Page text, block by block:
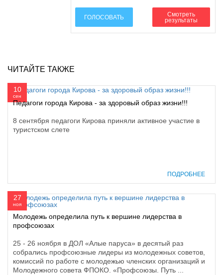
ГОЛОСОВАТЬ
Смотреть
результаты
ЧИТАЙТЕ ТАКЖЕ
10
сен
Педагоги города Кирова - за здоровый образ жизни!!!
8 сентября педагоги Кирова приняли активное участие в
туристском слете
ПОДРОБНЕЕ
27
ноя
Молодежь определила путь к вершине лидерства в
профсоюзах
25 - 26 ноября в ДОЛ «Алые паруса» в десятый раз
собрались профсоюзные лидеры из молодежных советов,
комиссий по работе с молодежью членских организаций и
Молодежного совета ФПОКО. «Профсоюзы. Путь ...